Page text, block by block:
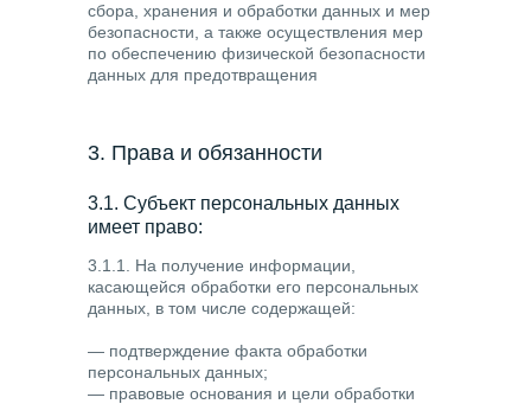
сбора, хранения и обработки данных и мер
безопасности, а также осуществления мер
по обеспечению физической безопасности
данных для предотвращения
персональные данные.
3. Права и обязанности
3.1. Субъект персональных данных
имеет право:
3.1.1. На получение информации,
касающейся обработки его персональных
данных, в том числе содержащей:
— подтверждение факта обработки
персональных данных;
— правовые основания и цели обработки